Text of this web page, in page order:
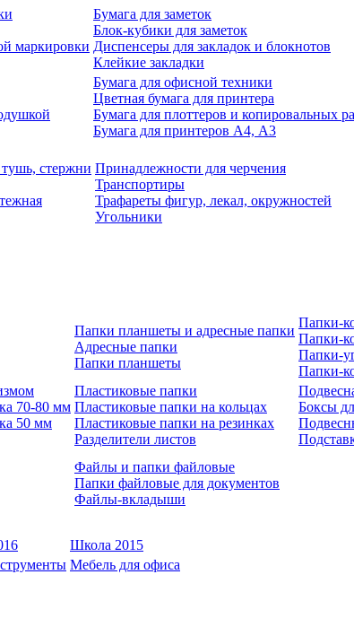
маркировки
Бумага для заметок
Блок-кубики для заметок
Диспенсеры для закладок и блокнотов
Клейкие закладки
Бумага для офисной техники
Цветная бумага для принтера
Бумага для плоттеров и копировальных
Бумага для принтеров А4, А3
стержни Принадлежности для черчения
Транспортиры
Трафареты фигур, лекал, окружностей
Угольники
Папки планшеты и адресные папки
Адресные папки
Папки планшеты
Папки-
Папки-
Папки-
Папки-
70-80 мм
50 мм
Пластиковые папки
Пластиковые папки на кольцах
Пластиковые папки на резинках
Разделители листов
Боксы
Файлы и папки файловые
Папки файловые для документов
Файлы-вкладыши
Школа 2015
Мебель для офиса